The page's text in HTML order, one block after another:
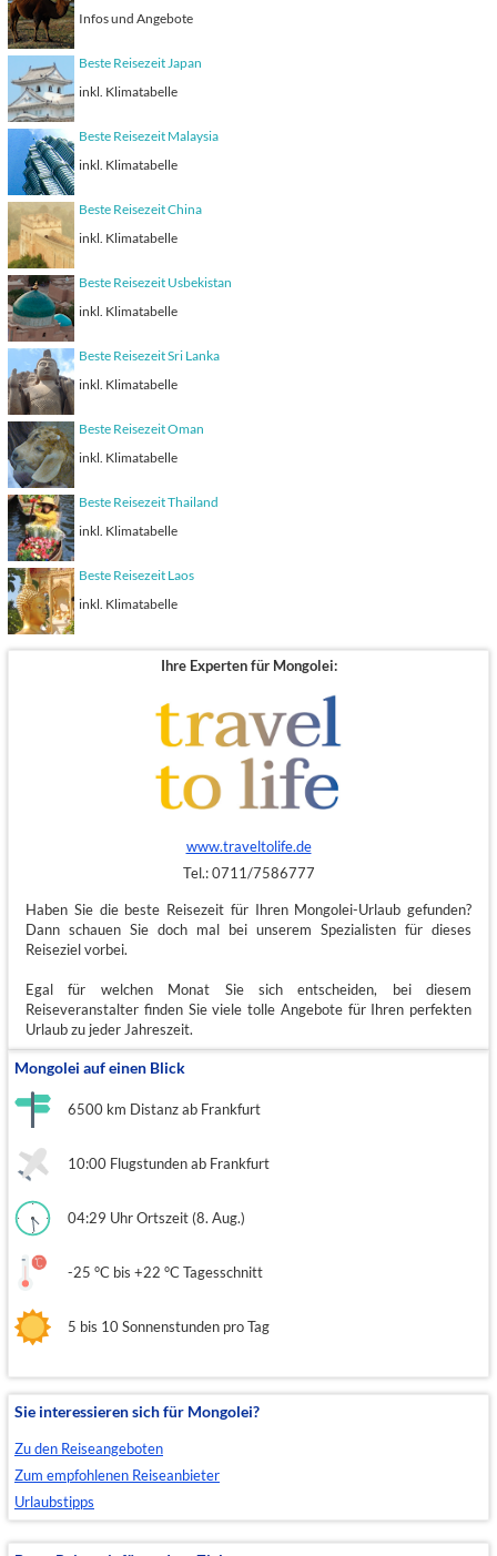
Infos und Angebote
Beste Reisezeit Japan
inkl. Klimatabelle
Beste Reisezeit Malaysia
inkl. Klimatabelle
Beste Reisezeit China
inkl. Klimatabelle
Beste Reisezeit Usbekistan
inkl. Klimatabelle
Beste Reisezeit Sri Lanka
inkl. Klimatabelle
Beste Reisezeit Oman
inkl. Klimatabelle
Beste Reisezeit Thailand
inkl. Klimatabelle
Beste Reisezeit Laos
inkl. Klimatabelle
Ihre Experten für Mongolei:
www.traveltolife.de
Tel.: 0711/7586777
Haben Sie die beste Reisezeit für Ihren Mongolei-Urlaub gefunden?
Dann schauen Sie doch mal bei unserem Spezialisten für dieses
Reiseziel vorbei.
Egal für welchen Monat Sie sich entscheiden, bei diesem
Reiseveranstalter finden Sie viele tolle Angebote für Ihren perfekten
Urlaub zu jeder Jahreszeit.
Mongolei auf einen Blick
6500 km Distanz ab Frankfurt
10:00 Flugstunden ab Frankfurt
04:29 Uhr Ortszeit (8. Aug.)
-25 °C bis +22 °C Tagesschnitt
5 bis 10 Sonnenstunden pro Tag
Sie interessieren sich für Mongolei?
Zu den Reiseangeboten
Zum empfohlenen Reiseanbieter
Urlaubstipps